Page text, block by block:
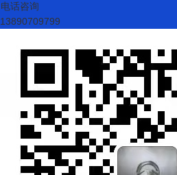
电话咨询
13890709799